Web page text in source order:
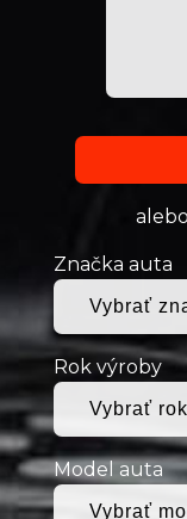
Značka auta
Rok výroby
Model auta